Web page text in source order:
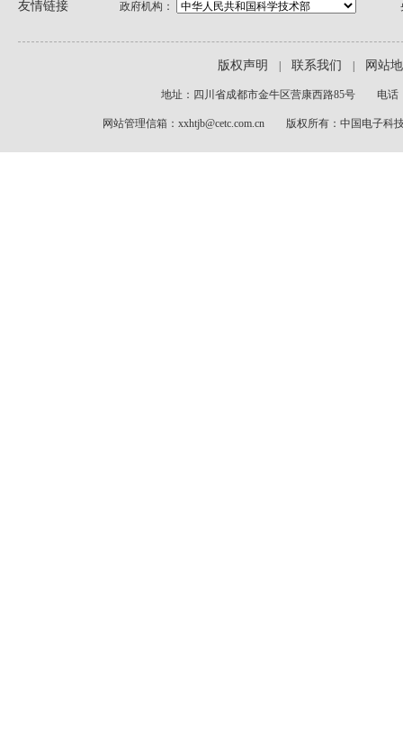
友情链接 政府机构：
版权声明 联系我们 网站
地址：四川省成都市金牛区营康西路85号 电话
网站管理信箱：xxhtjb@cetc.com.cn 版权所有：中国电子